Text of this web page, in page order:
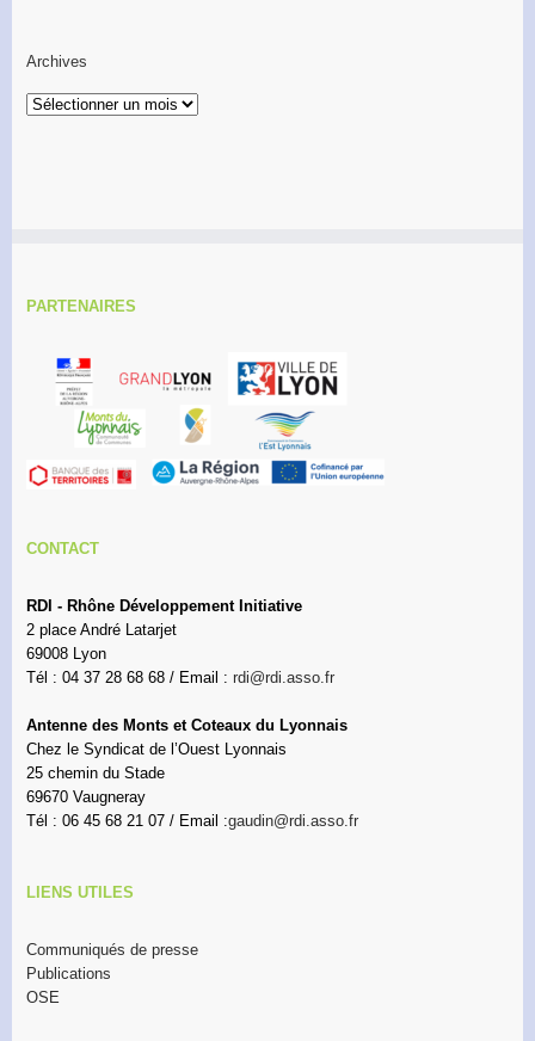
Archives
Archives
PARTENAIRES
CONTACT
RDI - Rhône Développement Initiative
2 place André Latarjet
69008 Lyon
Tél : 04 37 28 68 68 / Email : rdi@rdi.asso.fr
Antenne des Monts et Coteaux du Lyonnais
Chez le Syndicat de l’Ouest Lyonnais
25 chemin du Stade
69670 Vaugneray
Tél : 06 45 68 21 07 / Email :gaudin@rdi.asso.fr
LIENS UTILES
Communiqués de presse
Publications
OSE